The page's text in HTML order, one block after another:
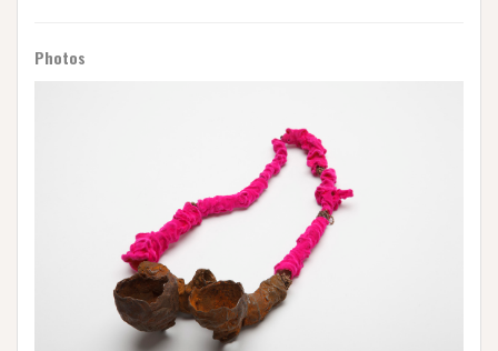
Photos